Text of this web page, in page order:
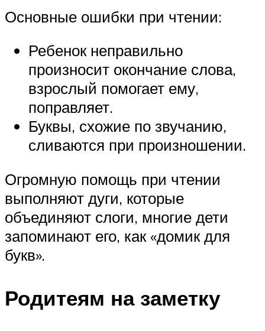
Основные ошибки при чтении:
Ребенок неправильно
произносит окончание слова,
взрослый помогает ему,
поправляет.
Буквы, схожие по звучанию,
сливаются при произношении.
Огромную помощь при чтении
выполняют дуги, которые
объединяют слоги, многие дети
запоминают его, как «домик для
букв».
Родитеям на заметку